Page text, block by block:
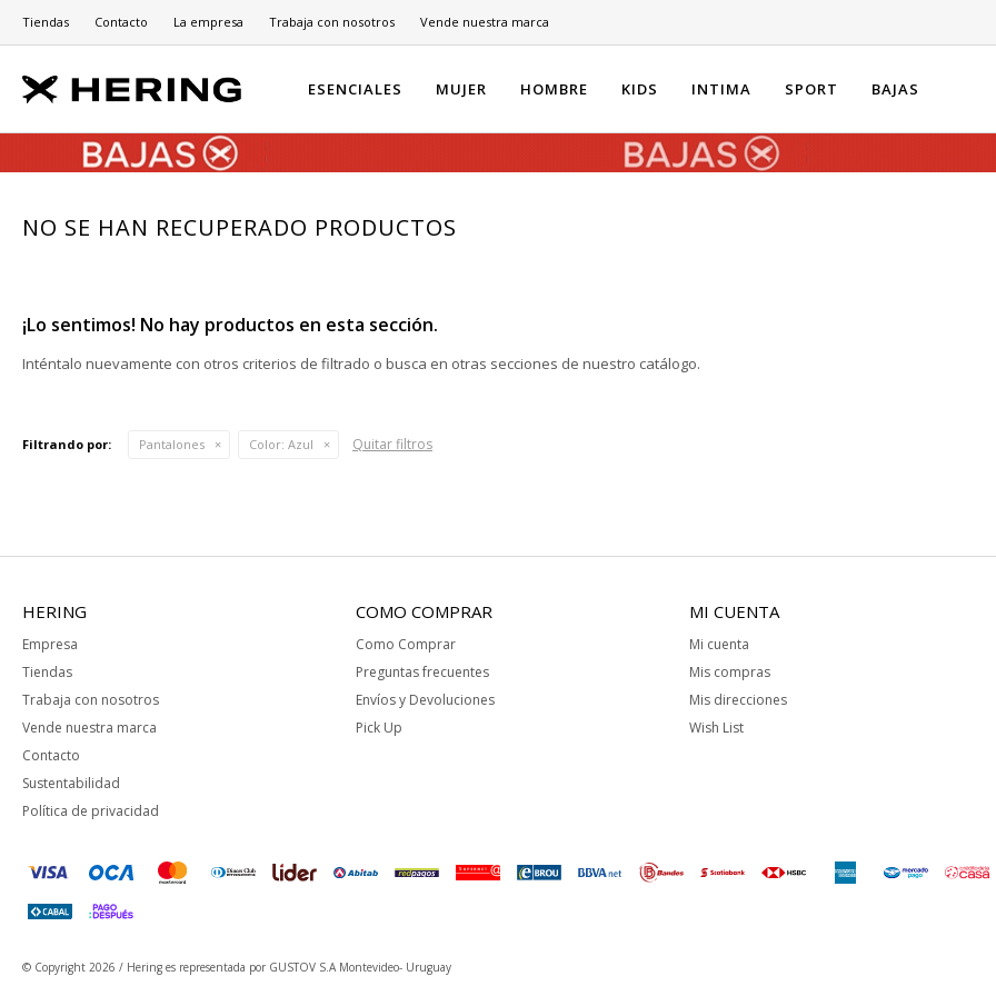
ESENCIALES MUJER HOMBRE KIDS INTIMA SPORT BAJAS
Tiendas Contacto La empresa Trabaja con nosotros Vende nuestra marca
NO SE HAN RECUPERADO PRODUCTOS
¡Lo sentimos! No hay productos en esta sección.
Inténtalo nuevamente con otros criterios de filtrado o busca en otras secciones de nuestro catálogo.
Filtrando por: Pantalones Color: Azul Quitar filtros
HERING
Empresa
Tiendas
Trabaja con nosotros
Vende nuestra marca
Contacto
Sustentabilidad
Política de privacidad
COMO COMPRAR
Como Comprar
Preguntas frecuentes
Envíos y Devoluciones
Pick Up
MI CUENTA
Mi cuenta
Mis compras
Mis direcciones
Wish List
© Copyright 2026 / Hering es representada por GUSTOV S.A Montevideo- Uruguay